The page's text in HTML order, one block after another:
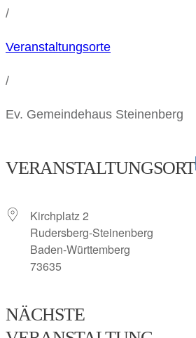
/
Veranstaltungsorte
/
Ev. Gemeindehaus Steinenberg
VERANSTALTUNGSORT
Kirchplatz 2
Rudersberg-Steinenberg
Baden-Württemberg
73635
NÄCHSTE